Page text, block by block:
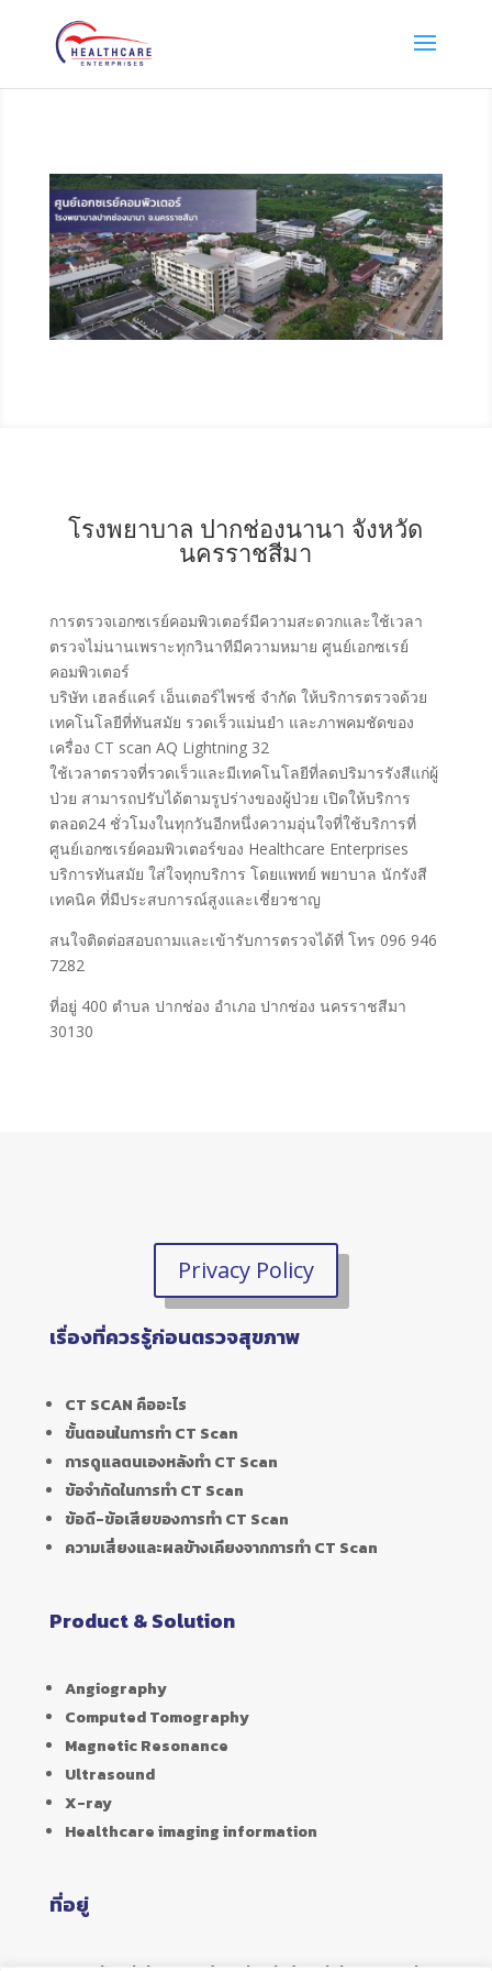
โรงพยาบาล ปากช่องนานา จังหวัด
นครราชสีมา
การตรวจเอกซเรย์คอมพิวเตอร์มีความสะดวกและใช้เวลา
ตรวจไม่นานเพราะทุกวินาทีมีความหมาย ศูนย์เอกซเรย์
คอมพิวเตอร์
บริษัท เฮลธ์แคร์ เอ็นเตอร์ไพรซ์ จำกัด ให้บริการตรวจด้วย
เทคโนโลยีที่ทันสมัย รวดเร็วแม่นยำ และภาพคมชัดของ
เครื่อง CT scan AQ Lightning 32
ใช้เวลาตรวจที่รวดเร็วและมีเทคโนโลยีที่ลดปริมารรังสีแก่ผู้
ป่วย สามารถปรับได้ตามรูปร่างของผู้ป่วย เปิดให้บริการ
ตลอด24 ชั่วโมงในทุกวันอีกหนึ่งความอุ่นใจที่ใช้บริการที่
ศูนย์เอกซเรย์คอมพิวเตอร์ของ Healthcare Enterprises
บริการทันสมัย ใส่ใจทุกบริการ โดยแพทย์ พยาบาล นักรังสี
เทคนิค ที่มีประสบการณ์สูงและเชี่ยวชาญ
สนใจติดต่อสอบถามและเข้ารับการตรวจได้ที่ โทร 096 946
7282
ที่อยู่ 400 ตำบล ปากช่อง อำเภอ ปากช่อง นครราชสีมา
30130
Privacy Policy
เรื่องที่ควรรู้ก่อนตรวจสุขภาพ
CT SCAN คืออะไร
ขั้นตอนในการทำ CT Scan
การดูแลตนเองหลังทำ CT Scan
ข้อจำกัดในการทำ CT Scan
ข้อดี-ข้อเสียของการทำ CT Scan
ความเสี่ยงและผลข้างเคียงจากการทำ CT Scan
Product & Solution
Angiography
Computed Tomography
Magnetic Resonance
Ultrasound
X-ray
Healthcare imaging information
ที่อยู่